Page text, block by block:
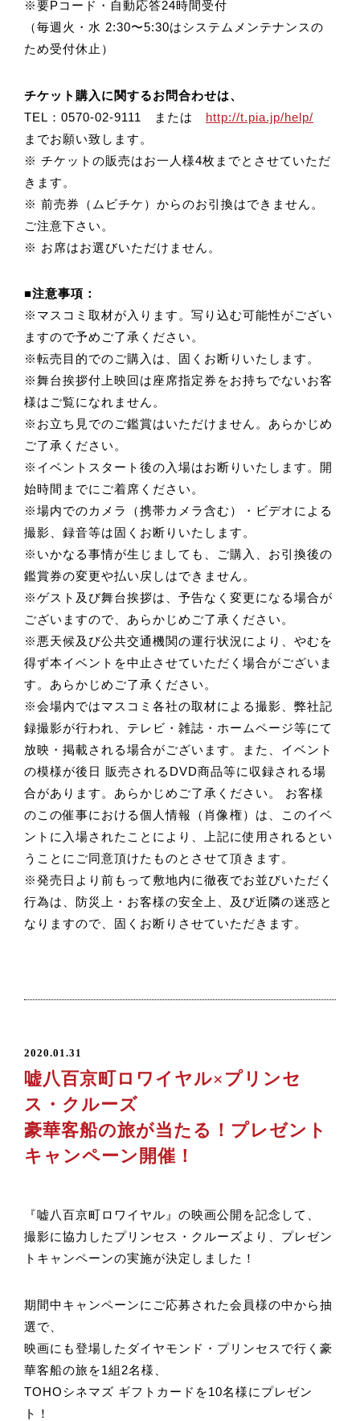
※要Pコード・自動応答24時間受付
（毎週火・水 2:30〜5:30はシステムメンテナンスの
ため受付休止）
チケット購入に関するお問合わせは、
TEL：0570-02-9111 または http://t.pia.jp/help/
までお願い致します。
※ チケットの販売はお一人様4枚までとさせていただ
きます。
※ 前売券（ムビチケ）からのお引換はできません。
ご注意下さい。
※ お席はお選びいただけません。
■注意事項：
※マスコミ取材が入ります。写り込む可能性がござい
ますので予めご了承ください。
※転売目的でのご購入は、固くお断りいたします。
※舞台挨拶付上映回は座席指定券をお持ちでないお客
様はご覧になれません。
※お立ち見でのご鑑賞はいただけません。あらかじめ
ご了承ください。
※イベントスタート後の入場はお断りいたします。開
始時間までにご着席ください。
※場内でのカメラ（携帯カメラ含む）・ビデオによる
撮影、録音等は固くお断りいたします。
※いかなる事情が生じましても、ご購入、お引換後の
鑑賞券の変更や払い戻しはできません。
※ゲスト及び舞台挨拶は、予告なく変更になる場合が
ございますので、あらかじめご了承ください。
※悪天候及び公共交通機関の運行状況により、やむを
得ず本イベントを中止させていただく場合がございま
す。あらかじめご了承ください。
※会場内ではマスコミ各社の取材による撮影、弊社記
録撮影が行われ、テレビ・雑誌・ホームページ等にて
放映・掲載される場合がございます。また、イベント
の模様が後日 販売されるDVD商品等に収録される場
合があります。あらかじめご了承ください。 お客様
のこの催事における個人情報（肖像権）は、このイベ
ントに入場されたことにより、上記に使用されるとい
うことにご同意頂けたものとさせて頂きます。
※発売日より前もって敷地内に徹夜でお並びいただく
行為は、防災上・お客様の安全上、及び近隣の迷惑と
なりますので、固くお断りさせていただきます。
2020.01.31
嘘八百京町ロワイヤル×プリンセ
ス・クルーズ
豪華客船の旅が当たる！プレゼント
キャンペーン開催！
『嘘八百京町ロワイヤル』の映画公開を記念して、
撮影に協力したプリンセス・クルーズより、プレゼン
トキャンペーンの実施が決定しました！
期間中キャンペーンにご応募された会員様の中から抽
選で、
映画にも登場したダイヤモンド・プリンセスで行く豪
華客船の旅を1組2名様、
TOHOシネマズ ギフトカードを10名様にプレゼン
ト！